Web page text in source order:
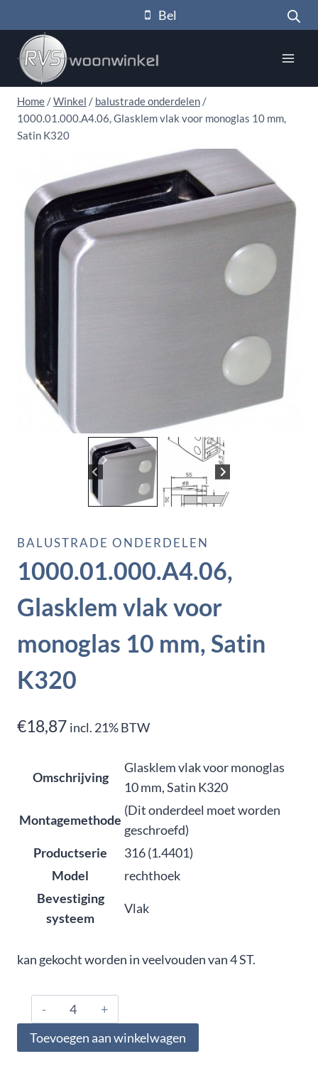
naar
inhoud
Bel
Home /Winkel / balustrade onderdelen /
1000.01.000.A4.06, Glasklem vlak voor monoglas 10 mm,
Satin K320
BALUSTRADE ONDERDELEN
1000.01.000.A4.06,
Glasklem vlak voor
monoglas 10 mm, Satin
K320
€18,87 incl. 21% BTW
Omschrijving
Glasklem vlak voor monoglas
10 mm, Satin K320
Montagemethode
(Dit onderdeel moet worden
geschroefd)
Productserie
316 (1.4401)
Model
rechthoek
Bevestiging
systeem
Vlak
kan gekocht worden in veelvouden van 4 ST.
1000.01.000.A4.06,
Glasklem
vlak
Toevoegen aan winkelwagen